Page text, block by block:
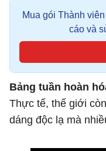
Mua gói Thành
cáo và
Bảng tuần hoàn
Thực tế, thế giới
dáng độc lạ mà